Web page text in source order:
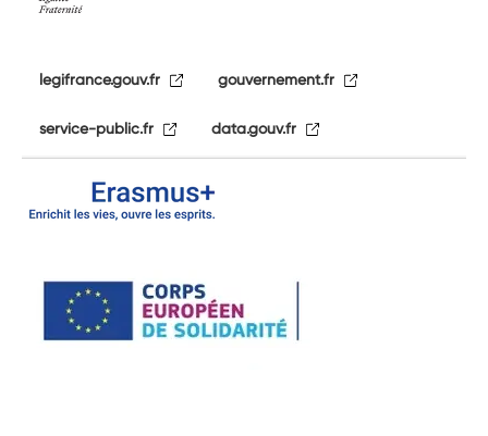
legifrance.gouv.fr gouvernement.fr
service-public.fr data.gouv.fr